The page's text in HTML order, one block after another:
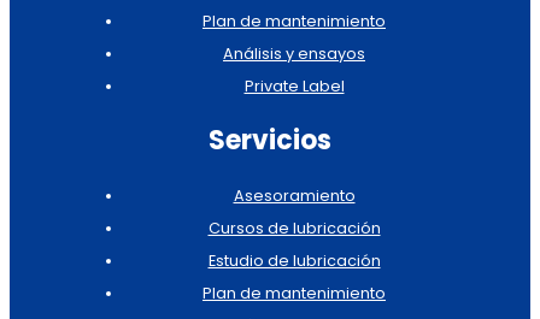
Plan de mantenimiento
Análisis y ensayos
Private Label
Servicios
Asesoramiento
Cursos de lubricación
Estudio de lubricación
Plan de mantenimiento